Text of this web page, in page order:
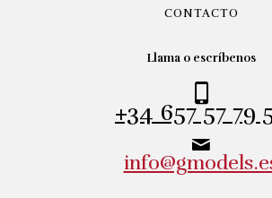
CONTACTO
Llama o escríbenos
+34 657 57 79